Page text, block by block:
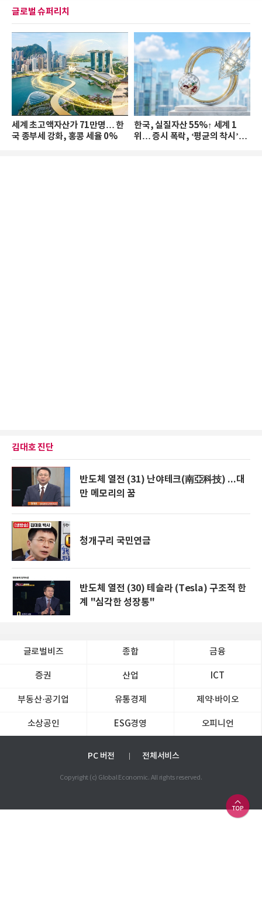
글로벌 슈퍼리치
세계 초고액자산가 71만명… 한
국 종부세 강화, 홍콩 세율 0%
한국, 실질자산 55%↑ 세계 1
위… 증시 폭락, ‘평균의 착시’와
김대호 진단
반도체 열전 (31) 난야테크(南亞科技) ...대
만 메모리의 꿈
청개구리 국민연금
반도체 열전 (30) 테슬라 (Tesla) 구조적 한
계 "심각한 성장통"
글로벌비즈 종합 금융
증권 산업 ICT
부동산·공기업 유통경제 제약∙바이오
소상공인 ESG경영 오피니언
PC 버전 전체서비스
Copyright (c) Global Economic. All rights reserved.